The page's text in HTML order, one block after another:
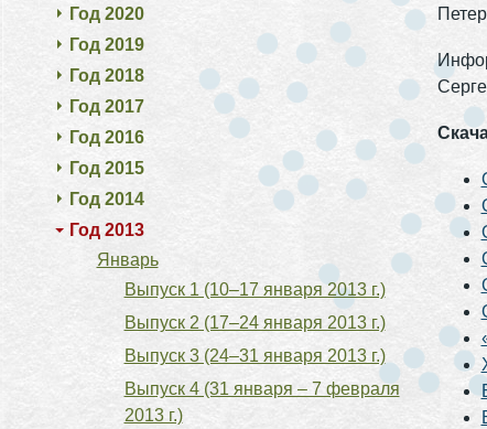
Год 2020
Год 2019
Год 2018
Год 2017
Год 2016
Год 2015
Год 2014
Год 2013
Январь
Выпуск 1 (10–17 января 2013 г.)
Выпуск 2 (17–24 января 2013 г.)
Выпуск 3 (24–31 января 2013 г.)
Выпуск 4 (31 января – 7 февраля
2013 г.)